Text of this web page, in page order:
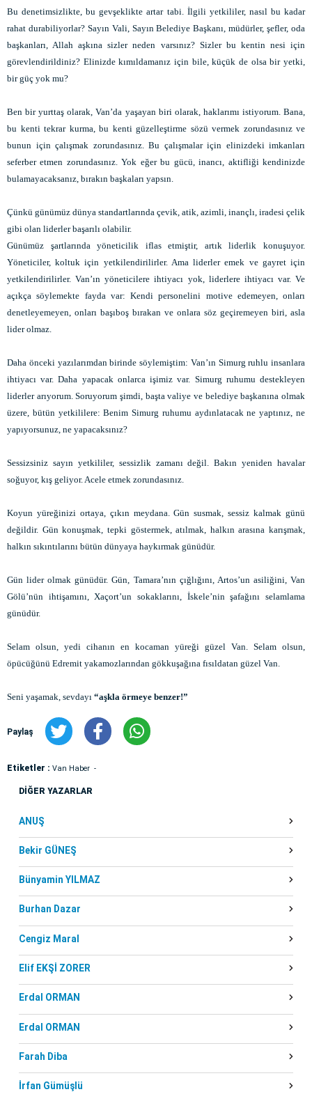
Bu denetimsizlikte, bu gevşeklikte artar tabi. İlgili yetkililer, nasıl bu kadar
rahat durabiliyorlar? Sayın Vali, Sayın Belediye Başkanı, müdürler, şefler, oda
başkanları, Allah aşkına sizler neden varsınız? Sizler bu kentin nesi için
görevlendirildiniz? Elinizde kımıldamanız için bile, küçük de olsa bir yetki,
bir güç yok mu?
Ben bir yurttaş olarak, Van’da yaşayan biri olarak, haklarımı istiyorum. Bana,
bu kenti tekrar kurma, bu kenti güzelleştirme sözü vermek zorundasınız ve
bunun için çalışmak zorundasınız. Bu çalışmalar için elinizdeki imkanları
seferber etmen zorundasınız. Yok eğer bu gücü, inancı, aktifliği kendinizde
bulamayacaksanız, bırakın başkaları yapsın.
Çünkü günümüz dünya standartlarında çevik, atik, azimli, inançlı, iradesi çelik
gibi olan liderler başarılı olabilir.
Günümüz şartlarında yöneticilik iflas etmiştir, artık liderlik konuşuyor.
Yöneticiler, koltuk için yetkilendirilirler. Ama liderler emek ve gayret için
yetkilendirilirler. Van’ın yöneticilere ihtiyacı yok, liderlere ihtiyacı var. Ve
açıkça söylemekte fayda var: Kendi personelini motive edemeyen, onları
denetleyemeyen, onları başıboş bırakan ve onlara söz geçiremeyen biri, asla
lider olmaz.
Daha önceki yazılarımdan birinde söylemiştim: Van’ın Simurg ruhlu insanlara
ihtiyacı var. Daha yapacak onlarca işimiz var. Simurg ruhumu destekleyen
liderler arıyorum. Soruyorum şimdi, başta valiye ve belediye başkanına olmak
üzere, bütün yetkililere: Benim Simurg ruhumu aydınlatacak ne yaptınız, ne
yapıyorsunuz, ne yapacaksınız?
Sessizsiniz sayın yetkililer, sessizlik zamanı değil. Bakın yeniden havalar
soğuyor, kış geliyor. Acele etmek zorundasınız.
Koyun yüreğinizi ortaya, çıkın meydana. Gün susmak, sessiz kalmak günü
değildir. Gün konuşmak, tepki göstermek, atılmak, halkın arasına karışmak,
halkın sıkıntılarını bütün dünyaya haykırmak günüdür.
Gün lider olmak günüdür. Gün, Tamara’nın çığlığını, Artos’un asiliğini, Van
Gölü’nün ihtişamını, Xaçort’un sokaklarını, İskele’nin şafağını selamlama
günüdür.
Selam olsun, yedi cihanın en kocaman yüreği güzel Van. Selam olsun,
öpücüğünü Edremit yakamozlarından gökkuşağına fısıldatan güzel Van.
Seni yaşamak, sevdayı “aşkla örmeye benzer!”
Paylaş
Etiketler : Van Haber
DİĞER YAZARLAR
ANUŞ
Bekir GÜNEŞ
Bünyamin YILMAZ
Burhan Dazar
Cengiz Maral
Elif EKŞİ ZORER
Erdal ORMAN
Erdal ORMAN
Farah Diba
İrfan Gümüşlü